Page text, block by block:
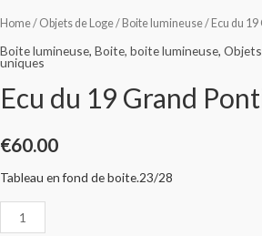
Home/ Objets de Loge/ Boite lumineuse/ Ecu du
Boite lumineuse, Boite, boite lumineuse, Objets
uniques
Ecu du 19 Grand
€60.00
Tableau en fond de boite.23/28